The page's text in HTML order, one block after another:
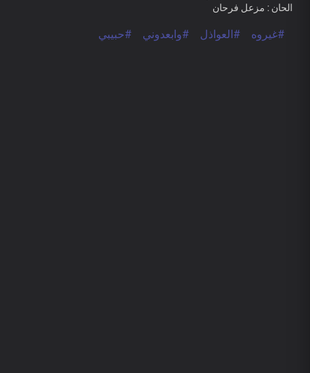
الحان : مزعل فرحان
#غيروه #العواذل #وابعدوني #حبيبي